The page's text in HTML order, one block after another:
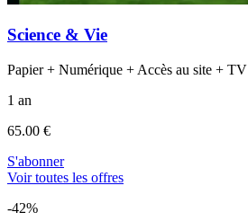
Science & Vie
Papier + Numérique + Accès au site + TV
1 an
65.00 €
S'abonner
Voir toutes les offres
-42%